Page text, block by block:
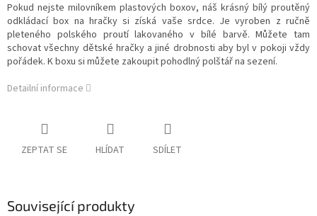
Pokud nejste milovníkem plastových boxov, náš krásný bílý proutěný
odkládací box na hračky si získá vaše srdce. Je vyroben z ručně
pleteného polského proutí lakovaného v bílé barvě. Můžete tam
schovat všechny dětské hračky a jiné drobnosti aby byl v pokoji vždy
pořádek. K boxu si můžete zakoupit pohodlný polštář na sezení.
Detailní informace
ZEPTAT SE HLÍDAT SDÍLET
Související produkty